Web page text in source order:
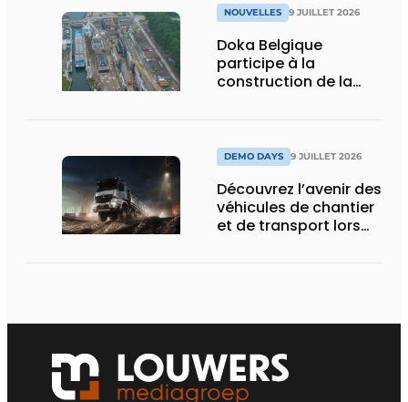
NOUVELLES 9 JUILLET 2026
Doka Belgique
participe à la
construction de la
DEMO DAYS 9 JUILLET 2026
Découvrez l’avenir des
véhicules de chantier
et de transport lors